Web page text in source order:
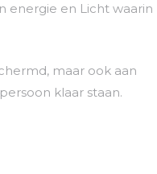
energie en Licht waarin
maar ook aan
klaar staan.